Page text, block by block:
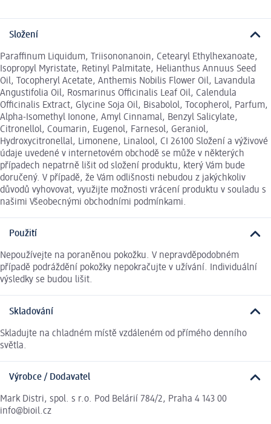
Složení
Paraffinum Liquidum, Triisononanoin, Cetearyl Ethylhexanoate,
Isopropyl Myristate, Retinyl Palmitate, Helianthus Annuus Seed
Oil, Tocopheryl Acetate, Anthemis Nobilis Flower Oil, Lavandula
Angustifolia Oil, Rosmarinus Officinalis Leaf Oil, Calendula
Officinalis Extract, Glycine Soja Oil, Bisabolol, Tocopherol, Parfum,
Alpha-Isomethyl Ionone, Amyl Cinnamal, Benzyl Salicylate,
Citronellol, Coumarin, Eugenol, Farnesol, Geraniol,
Hydroxycitronellal, Limonene, Linalool, CI 26100 Složení a výživové
údaje uvedené v internetovém obchodě se může v některých
případech nepatrně lišit od složení produktu, který Vám bude
doručený. V případě, že Vám odlišnosti nebudou z jakýchkoliv
důvodů vyhovovat, využijte možnosti vrácení produktu v souladu s
našimi Všeobecnými obchodními podmínkami.
Použití
Nepoužívejte na poraněnou pokožku. V nepravděpodobném
případě podráždění pokožky nepokračujte v užívání. Individuální
výsledky se budou lišit.
Skladování
Skladujte na chladném místě vzdáleném od přímého denního
světla.
Výrobce / Dodavatel
Mark Distri, spol. s r.o. Pod Belárií 784/2, Praha 4 143 00
info@bioil.cz